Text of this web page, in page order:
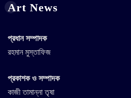
Art News
প্রধান সম্পাদক
রহমান মুস্তাফিজ
প্রকাশক ও সম্পাদক
কাজী তামান্না তৃষা